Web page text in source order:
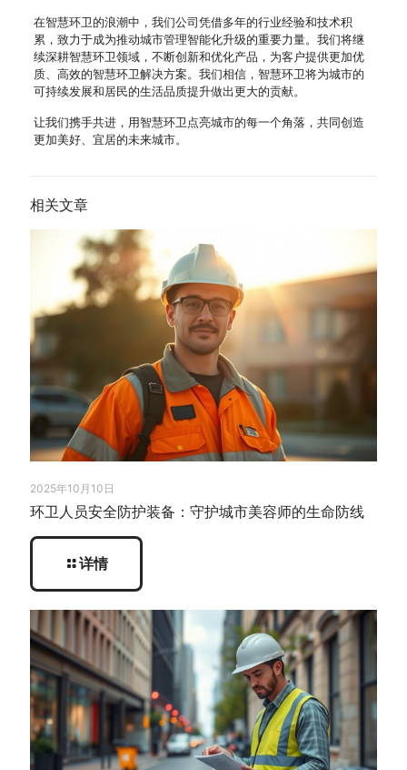
在智慧环卫的浪潮中，我们公司凭借多年的行业经验和技术积
累，致力于成为推动城市管理智能化升级的重要力量。我们将继
续深耕智慧环卫领域，不断创新和优化产品，为客户提供更加优
质、高效的智慧环卫解决方案。我们相信，智慧环卫将为城市的
可持续发展和居民的生活品质提升做出更大的贡献。
让我们携手共进，用智慧环卫点亮城市的每一个角落，共同创造
更加美好、宜居的未来城市。
相关文章
2025年10月10日
环卫人员安全防护装备：守护城市美容师的生命防线
详情